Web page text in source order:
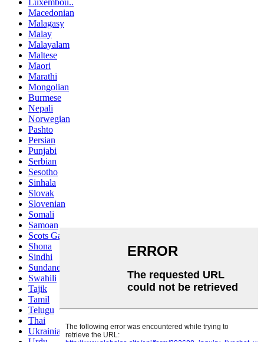
Luxembou..
Macedonian
Malagasy
Malay
Malayalam
Maltese
Maori
Marathi
Mongolian
Burmese
Nepali
Norwegian
Pashto
Persian
Punjabi
Serbian
Sesotho
Sinhala
Slovak
Slovenian
Somali
Samoan
Scots Gaelic
Shona
Sindhi
Sundanese
Swahili
Tajik
Tamil
Telugu
Thai
Ukrainian